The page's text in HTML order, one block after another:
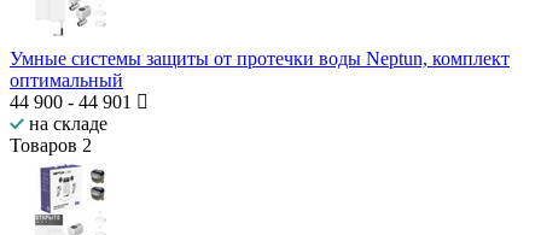
Умные системы защиты от протечки воды Neptun, комплект
оптимальный
44 900 - 44 901
на складе
Товаров 2